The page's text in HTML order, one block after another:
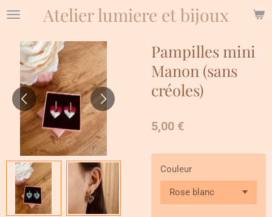
Passer
principal
Atelier lumiere et bijoux
Pampilles mini
Manon (sans
créoles)
5,00 €
Couleur